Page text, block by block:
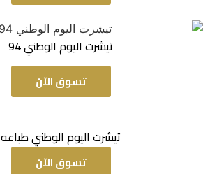
تيشرت اليوم الوطني 94
تسوق الآن
تيشرت اليوم الوطني طباعه
تسوق الآن